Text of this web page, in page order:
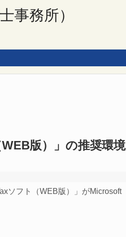
事務所）
版）」の推奨環境
ソフト（WEB版）」がMicrosoft